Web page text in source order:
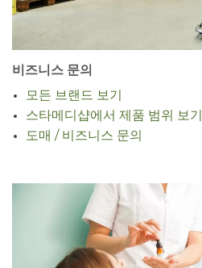
비즈니스 문의
모든 브랜드 보기
스타메디샵에서 제품 범위 보기
도매 / 비즈니스 문의